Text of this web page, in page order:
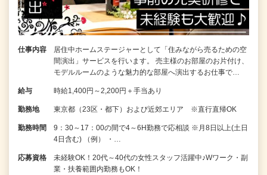
仕事内容
居住中ホームステージャーとして「住みながら売るための空
間演出」サービスを行います。 売主様のお部屋のお片付け、
モデルルームのような魅力的な部屋へ演出するお仕事で…
給与 時給1,400円～2,200円＋手当あり
勤務地 東京都（23区・都下）および近郊エリア ※直行直帰OK
勤務時間
9：30～17：00の間で4～6H勤務で応相談 ※月8日以上(土日
4日含む) （例） ・…
応募資格
未経験OK！20代～40代の女性スタッフ活躍中♪Wワーク・副
業・扶養範囲内勤務もOK！